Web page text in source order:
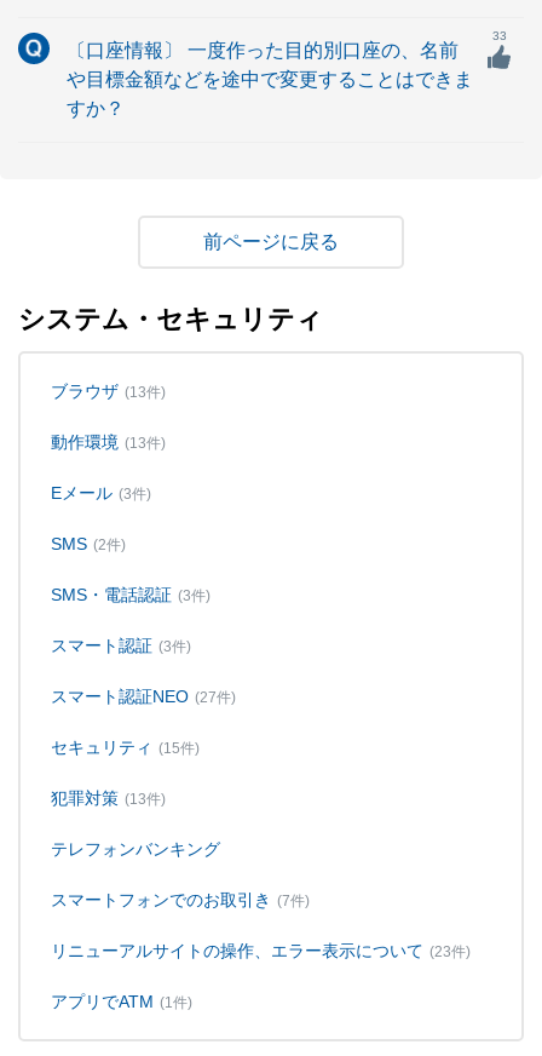
〔口座情報〕 一度作った目的別口座の、名前
や目標金額などを途中で変更することはできま
すか？
33
戻る
システム・セキュリティ
ブラウザ (13件)
動作環境 (13件)
Eメール (3件)
SMS (2件)
SMS・電話認証 (3件)
スマート認証 (3件)
スマート認証NEO (27件)
セキュリティ (15件)
犯罪対策 (13件)
テレフォンバンキング
スマートフォンでのお取引き (7件)
リニューアルサイトの操作、エラー表示について (23件)
アプリでATM (1件)